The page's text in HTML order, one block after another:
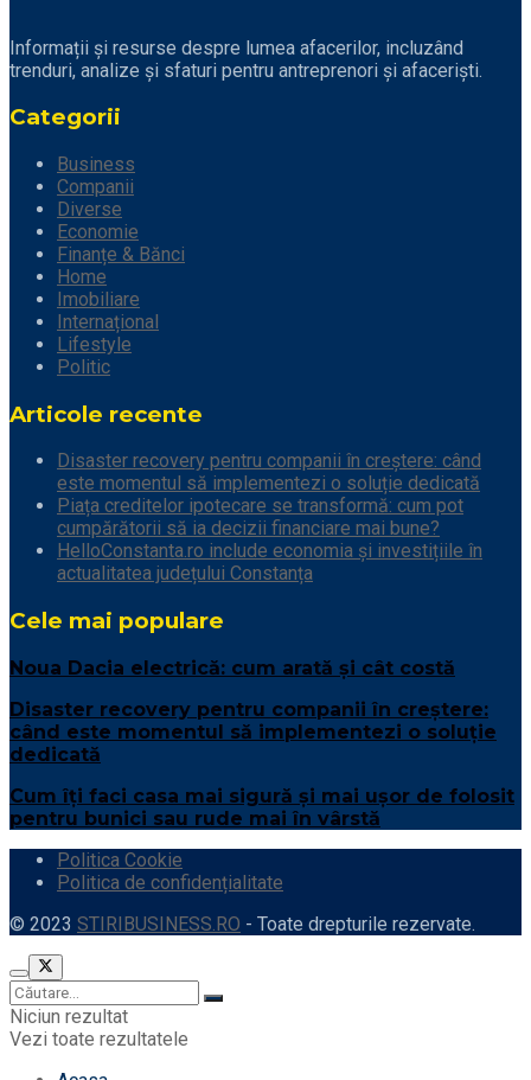
Informații și resurse despre lumea afacerilor, incluzând
trenduri, analize și sfaturi pentru antreprenori și afaceriști.
Categorii
Business
Companii
Diverse
Economie
Finanțe & Bănci
Home
Imobiliare
Internațional
Lifestyle
Politic
Articole recente
Disaster recovery pentru companii în creștere: când
este momentul să implementezi o soluție dedicată
Piața creditelor ipotecare se transformă: cum pot
cumpărătorii să ia decizii financiare mai bune?
HelloConstanta.ro include economia și investițiile în
actualitatea județului Constanța
Cele mai populare
Noua Dacia electrică: cum arată și cât costă
Disaster recovery pentru companii în creștere:
când este momentul să implementezi o soluție
dedicată
Cum îți faci casa mai sigură și mai ușor de folosit
pentru bunici sau rude mai în vârstă
Politica Cookie
Politica de confidențialitate
© 2023 STIRIBUSINESS.RO - Toate drepturile rezervate.
Niciun rezultat
Vezi toate rezultatele